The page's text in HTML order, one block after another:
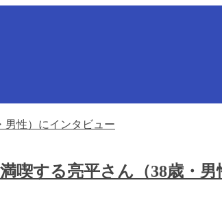
喫する亮平さん（38歳・